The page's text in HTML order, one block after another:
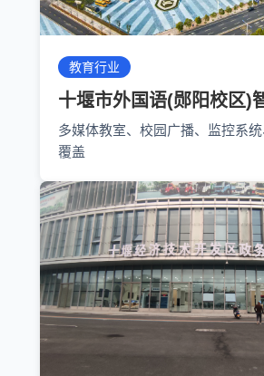
教育行业
十堰市外国语(郧阳校区)
多媒体教室、校园广播、监控系
覆盖